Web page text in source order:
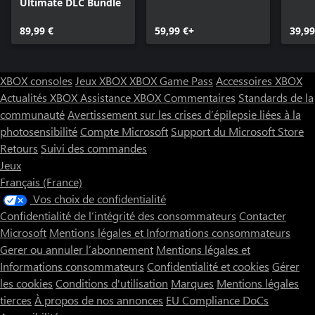
89,99 € 59,99 €+
XBOX consoles Jeux XBOXXBOX Game Pass Accessoires XBOX
Actualités XBOXAssistance XBOXCommentaires Standards de la
communautéAvertissement sur les crises d’épilepsie liées à la
photosensibilitéCompte Microsoft Support du Microsoft Store
Retours Suivi des commandes
Jeux
Français (France)
Vos choix de confidentialité
Confidentialité de l’intégrité des consommateurs Contacter
Microsoft Mentions légales et Informations consommateurs
Gerer ou annuler l’abonnement Mentions légales et
Informations consommateurs Confidentialité et cookies Gérer
les cookies Conditions d'utilisation Marques Mentions légales
tierces À propos de nos annonces EU Compliance DoCs